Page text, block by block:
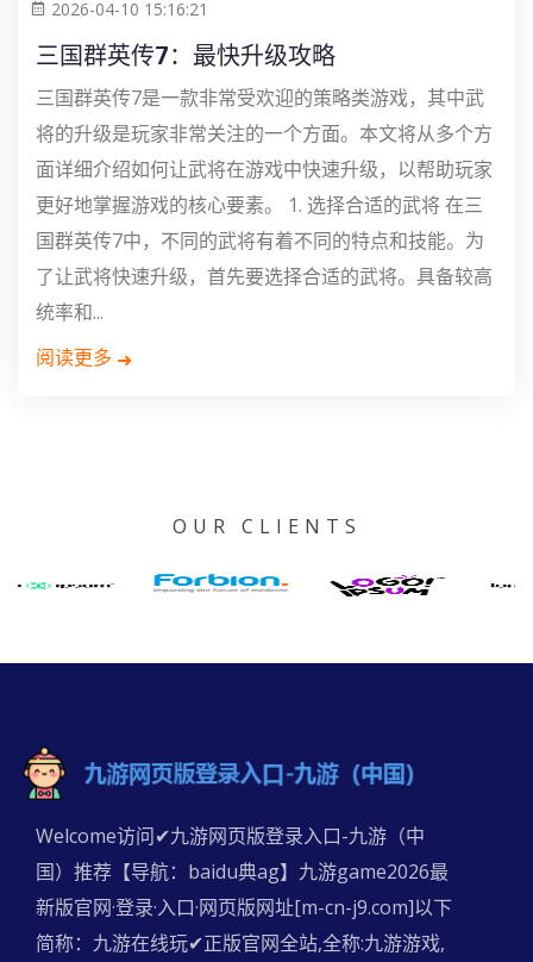
2026-04-10 15:16:21
三国群英传7：最快升级攻略
三国群英传7是一款非常受欢迎的策略类游戏，其中武
将的升级是玩家非常关注的一个方面。本文将从多个方
面详细介绍如何让武将在游戏中快速升级，以帮助玩家
更好地掌握游戏的核心要素。 1. 选择合适的武将 在三
国群英传7中，不同的武将有着不同的特点和技能。为
了让武将快速升级，首先要选择合适的武将。具备较高
统率和...
阅读更多
OUR CLIENTS
Welcome访问✔九游网页版登录入口-九游（中
国）推荐【导航：baidu典ag】九游game2026最
新版官网·登录·入口·网页版网址[m-cn-j9.com]以下
简称：九游在线玩✔正版官网全站,全称:九游游戏,